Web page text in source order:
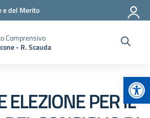
e del Merito
Comprensivo
- R. Scauda
ELEZIONE PER IL